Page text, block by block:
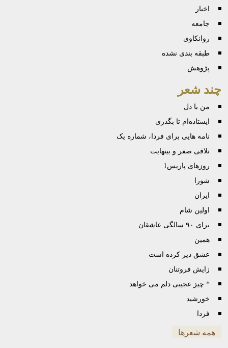
اخبار
جامعه
روانكاوی
طبقه بندی نشده
پژوهش
چند شعر
من با دل
ایستاده‌ام تا بگذری
نامه هایی برای فردا، شماره یک
تلاقی صفر و بینهایت
روزهای پاریس1
شورا
ایران
اولین شام
برای ٩٠ سالگی عاشقان
همین
عشق دیر کرده است
زایش فروتنان
* چیز عجیبی دلم می خواهد
خورشید
فردا
همه شعرها